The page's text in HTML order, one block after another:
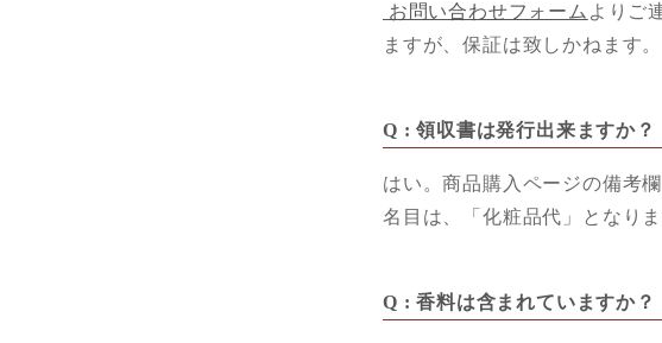
お問い合わせフォーム よりご
ますが、保証は致しかねます。
Q : 領収書は発行出来ますか？
はい。商品購入ページの備考
名目は、「化粧品代」となりま
Q : 香料は含まれていますか？